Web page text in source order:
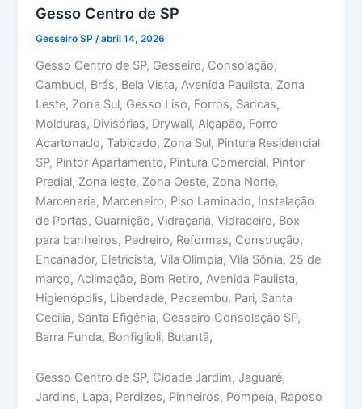
Gesso Centro de SP
Gesseiro SP/abril 14, 2026
Gesso Centro de SP, Gesseiro, Consolação,
Cambuci, Brás, Bela Vista, Avenida Paulista, Zona
Leste, Zona Sul, Gesso Liso, Forros, Sancas,
Molduras, Divisórias, Drywall, Alçapão, Forro
Acartonado, Tabicado, Zona Sul, Pintura Residencial
SP, Pintor Apartamento, Pintura Comercial, Pintor
Predial, Zona leste, Zona Oeste, Zona Norte,
Marcenaria, Marceneiro, Piso Laminado, Instalação
de Portas, Guarnição, Vidraçaria, Vidraceiro, Box
para banheiros, Pedreiro, Reformas, Construção,
Encanador, Eletricista, Vila Olimpia, Vila Sônia, 25 de
março, Aclimação, Bom Retiro, Avenida Paulista,
Higienópolis, Liberdade, Pacaembu, Pari, Santa
Cecilia, Santa Efigênia, Gesseiro Consolação SP,
Barra Funda, Bonfiglioli, Butantã,
Gesso Centro de SP, Cidade Jardim, Jaguaré,
Jardins, Lapa, Perdizes, Pinheiros, Pompeía, Raposo